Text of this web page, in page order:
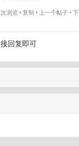
浏览 复制 上一个帖子
回复即可